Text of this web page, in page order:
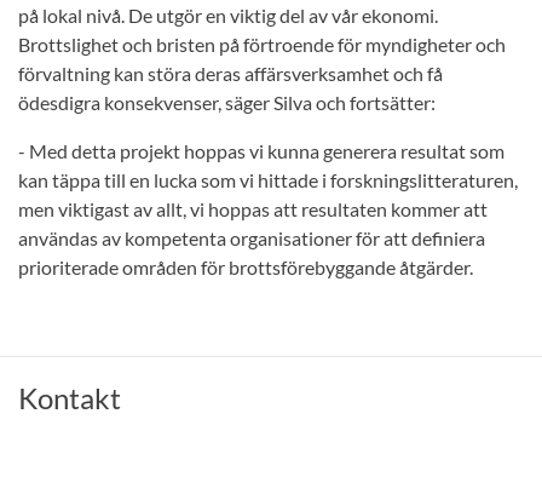
på lokal nivå. De utgör en viktig del av vår ekonomi.
Brottslighet och bristen på förtroende för myndigheter och
förvaltning kan störa deras affärsverksamhet och få
ödesdigra konsekvenser, säger Silva och fortsätter:
- Med detta projekt hoppas vi kunna generera resultat som
kan täppa till en lucka som vi hittade i forskningslitteraturen,
men viktigast av allt, vi hoppas att resultaten kommer att
användas av kompetenta organisationer för att definiera
prioriterade områden för brottsförebyggande åtgärder.
Kontakt